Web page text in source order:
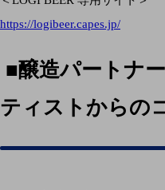
https://logibeer.capes.jp/
■醸造パートナ
ティストからの